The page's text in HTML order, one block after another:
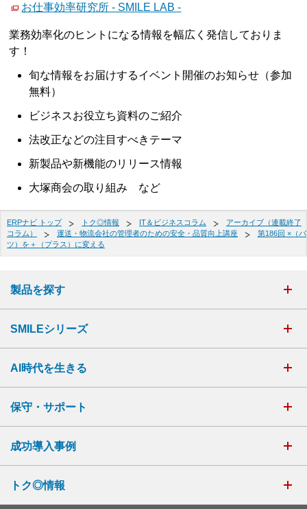
お仕事効率研究所 - SMILE LAB -
業務効率化のヒントになる情報を幅広く発信しておりま
す！
旬な情報をお届けするイベント開催のお知らせ（参加
無料）
ビジネスお役立ち資料のご紹介
法改正などの注目すべきテーマ
新製品や新機能のリリース情報
大塚商会の取り組み など
ERPナビ トップ トク◎情報 IT＆ビジネスコラム
アーカイブ（連載終了
コラム）
運送・物流会社の管理者のための安全・品質向上講座
第186回 ×（バ
ツ）を＋（プラス）に変える
製品を探す
SMILEシリーズ
AI時代を生きる
保守・サポート
成功導入事例
トク◎情報